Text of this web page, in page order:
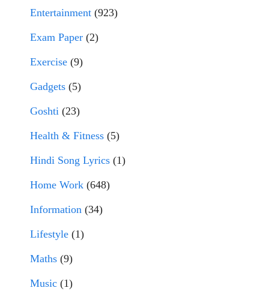
Entertainment (923)
Exam Paper (2)
Exercise (9)
Gadgets (5)
Goshti (23)
Health & Fitness (5)
Hindi Song Lyrics (1)
Home Work (648)
Information (34)
Lifestyle (1)
Maths (9)
Music (1)